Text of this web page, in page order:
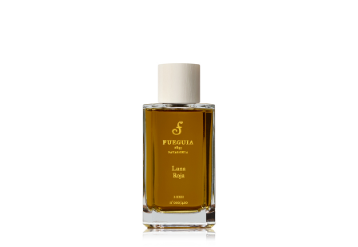
Выбрать объем